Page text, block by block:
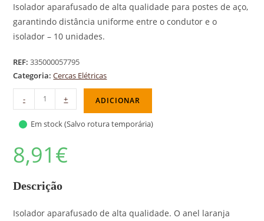
Isolador aparafusado de alta qualidade para postes de aço,
garantindo distância uniforme entre o condutor e o
isolador – 10 unidades.
REF:335000057795
Categoria:Cercas Elétricas
- + ADICIONAR
Em stock (Salvo rotura temporária)
8,91€
Descrição
Isolador aparafusado de alta qualidade. O anel laranja